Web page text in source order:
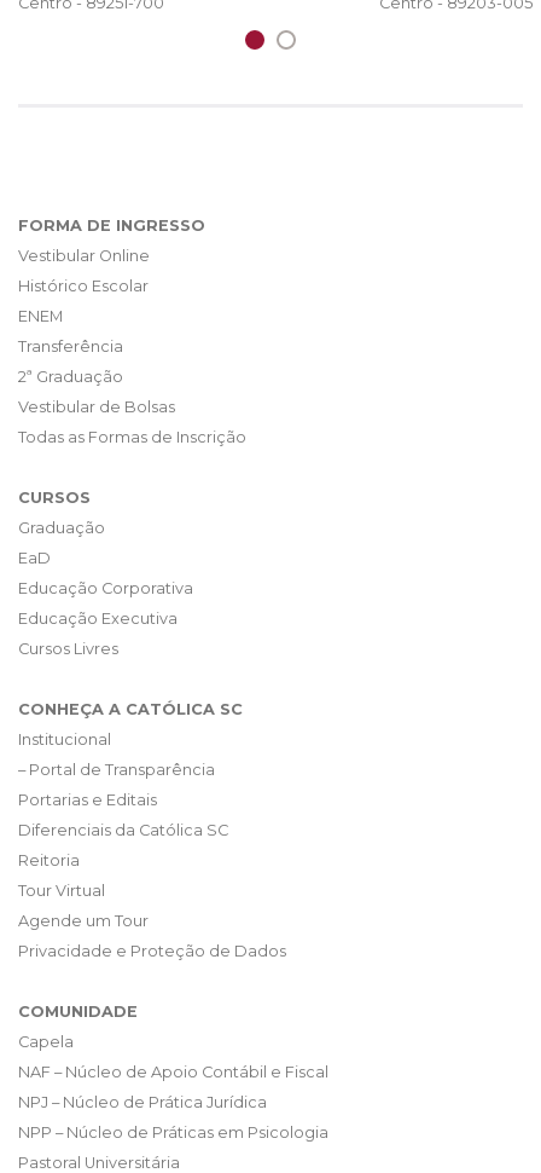
FORMA DE INGRESSO
Vestibular Online
Histórico Escolar
ENEM
Transferência
2ª Graduação
Vestibular de Bolsas
Todas as Formas de Inscrição
CURSOS
Graduação
EaD
Educação Corporativa
Educação Executiva
Cursos Livres
CONHEÇA A CATÓLICA SC
Institucional
– Portal de Transparência
Portarias e Editais
Diferenciais da Católica SC
Reitoria
Tour Virtual
Agende um Tour
Privacidade e Proteção de Dados
COMUNIDADE
Capela
NAF – Núcleo de Apoio Contábil e Fiscal
NPJ – Núcleo de Prática Jurídica
NPP – Núcleo de Práticas em Psicologia
Pastoral Universitária